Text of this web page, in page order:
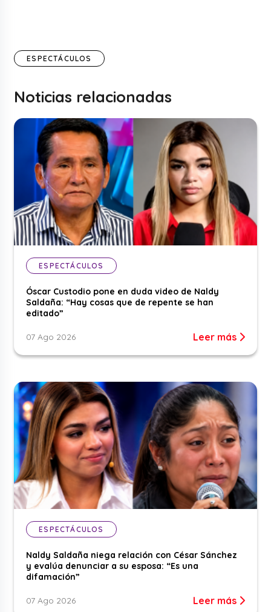
ESPECTÁCULOS
Noticias relacionadas
ESPECTÁCULOS
Óscar Custodio pone en duda video de Naldy
Saldaña: “Hay cosas que de repente se han
editado”
07 Ago 2026 Leer más
ESPECTÁCULOS
Naldy Saldaña niega relación con César Sánchez
y evalúa denunciar a su esposa: “Es una
difamación”
07 Ago 2026 Leer más